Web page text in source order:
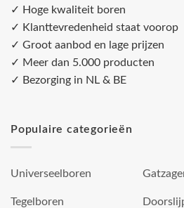
✓ Hoge kwaliteit boren
✓ Klanttevredenheid staat voorop
✓ Groot aanbod en lage prijzen
✓ Meer dan 5.000 producten
✓ Bezorging in NL & BE
Populaire categorieën
Universeelboren
Tegelboren